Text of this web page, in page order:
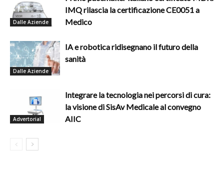
Dalle Aziende
IMQ rilascia la certificazione CE0051 a
Medico
Dalle Aziende
IA e robotica ridisegnano il futuro della
sanità
Advertorial
Integrare la tecnologia nei percorsi di cura:
la visione di SisAv Medicale al convegno
AIIC